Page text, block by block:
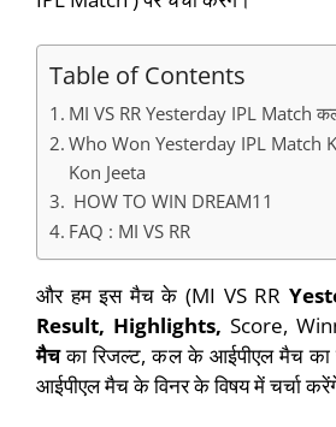
Table of Contents
MI VS RR Yesterday IPL Match
Who Won Yesterday IPL Match
Kon Jeeta
HOW TO WIN DREAM11
FAQ : MI VS RR
और हम इस मैच के (MI VS RR
Result, Highlights, Score,
मैचका रिजल्ट, कल के आईपीएल मैच का
आईपीएल मैच के विनर के विषय में चर्चा